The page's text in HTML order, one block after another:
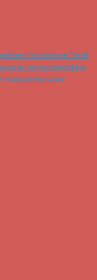
Astrodome Facial
de microneedling
mai puternic laser